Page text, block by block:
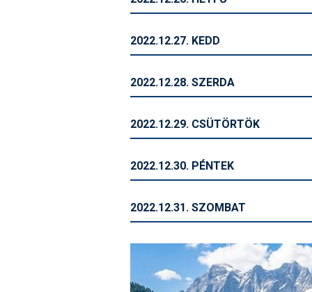
2022.12.27. KEDD
2022.12.28. SZERDA
2022.12.29. CSÜTÖRTÖK
2022.12.30. PÉNTEK
2022.12.31. SZOMBAT